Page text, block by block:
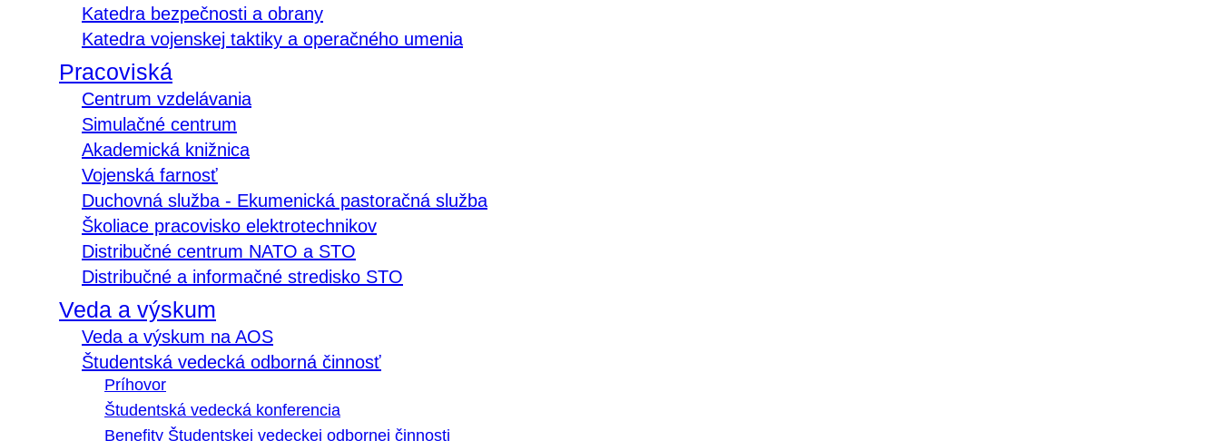
Katedra bezpečnosti a obrany
Katedra vojenskej taktiky a operačného umenia
Pracoviská
Centrum vzdelávania
Simulačné centrum
Akademická knižnica
Vojenská farnosť
Duchovná služba - Ekumenická pastoračná služba
Školiace pracovisko elektrotechnikov
Distribučné centrum NATO a STO
Distribučné a informačné stredisko STO
Veda a výskum
Veda a výskum na AOS
Študentská vedecká odborná činnosť
Príhovor
Študentská vedecká konferencia
Benefity Študentskej vedeckej odbornej činnosti